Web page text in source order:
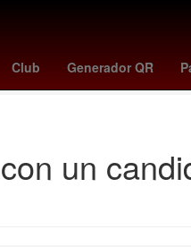
Club Generador QR
Kylian Mbappé cardinals -
un